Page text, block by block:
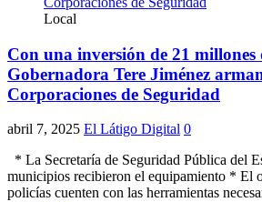
Local
Con una inversión de 21 millones
Gobernadora Tere Jiménez
Corporaciones de Seguridad
abril 7, 2025 El Látigo Digital 0
* La Secretaría de Seguridad Pública del
municipios recibieron el equipamiento * El
policías cuenten con las herramientas